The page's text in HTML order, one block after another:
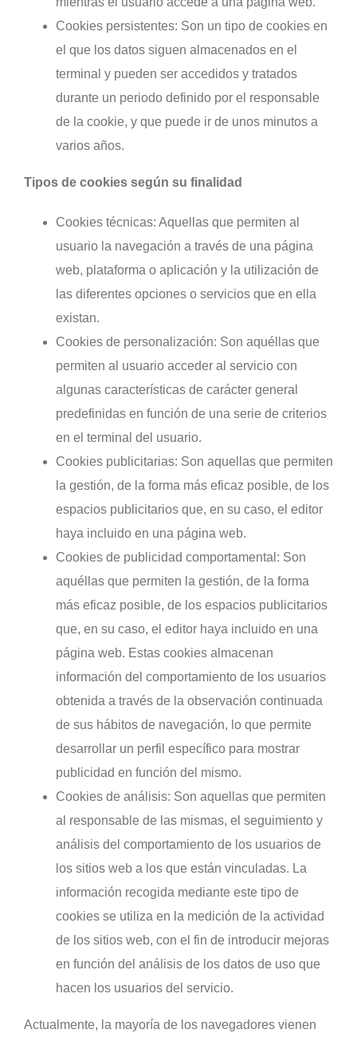
Cookies persistentes: Son un tipo de cookies en
el que los datos siguen almacenados en el
terminal y pueden ser accedidos y tratados
durante un periodo definido por el responsable
de la cookie, y que puede ir de unos minutos a
varios años.
Tipos de cookies según su finalidad
Cookies técnicas: Aquellas que permiten al
usuario la navegación a través de una página
web, plataforma o aplicación y la utilización de
las diferentes opciones o servicios que en ella
existan.
Cookies de personalización: Son aquéllas que
permiten al usuario acceder al servicio con
algunas características de carácter general
predefinidas en función de una serie de criterios
en el terminal del usuario.
Cookies publicitarias: Son aquellas que permiten
la gestión, de la forma más eficaz posible, de los
espacios publicitarios que, en su caso, el editor
haya incluido en una página web.
Cookies de publicidad comportamental: Son
aquéllas que permiten la gestión, de la forma
más eficaz posible, de los espacios publicitarios
que, en su caso, el editor haya incluido en una
página web. Estas cookies almacenan
información del comportamiento de los usuarios
obtenida a través de la observación continuada
de sus hábitos de navegación, lo que permite
desarrollar un perfil específico para mostrar
publicidad en función del mismo.
Cookies de análisis: Son aquellas que permiten
al responsable de las mismas, el seguimiento y
análisis del comportamiento de los usuarios de
los sitios web a los que están vinculadas. La
información recogida mediante este tipo de
cookies se utiliza en la medición de la actividad
de los sitios web, con el fin de introducir mejoras
en función del análisis de los datos de uso que
hacen los usuarios del servicio.
Actualmente, la mayoría de los navegadores vienen